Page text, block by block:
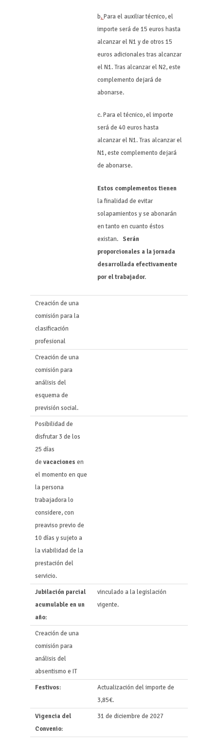
b.Para el auxiliar técnico, el
importe será de 15 euros hasta
alcanzar el N1 y de otros 15
euros adicionales tras alcanzar
el N1. Tras alcanzar el N2, este
complemento dejará de
abonarse.
c. Para el técnico, el importe
será de 40 euros hasta
alcanzar el N1. Tras alcanzar el
N1, este complemento dejará
de abonarse.
Estos complementos tienen
la finalidad de evitar
solapamientos y se abonarán
en tanto en cuanto éstos
existan. Serán
proporcionales a la jornada
desarrollada efectivamente
por el trabajador.
Creación de una
comisión para la
clasificación
profesional
Creación de una
comisión para
análisis del
esquema de
previsión social.
Posibilidad de
disfrutar 3 de los
25 días
de vacaciones en
el momento en que
la persona
trabajadora lo
considere, con
preaviso previo de
10 días y sujeto a
la viabilidad de la
prestación del
servicio.
Jubilación parcial
acumulable en un
año:
vinculado a la legislación
vigente.
Creación de una
comisión para
análisis del
absentismo e IT
Festivos:
Actualización del importe de
3,85€.
Vigencia del
Convenio:
31 de diciembre de 2027